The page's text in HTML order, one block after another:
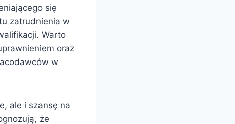
się
zatrudnienia w
Warto
oraz
w
ale i szansę na
że